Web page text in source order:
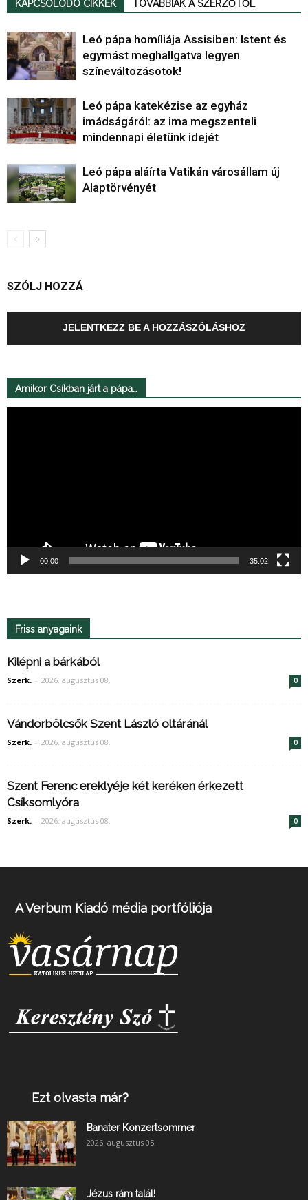
KAPCSOLÓDÓ CIKKEK TOVÁBBIAK A SZERZŐTŐL
Leó pápa homíliája Assisiben: Istent és
egymást meghallgatva legyen
színeváltozásotok!
Leó pápa katekézise az egyház
imádságáról: az ima megszenteli
mindennapi életünk idejét
Leó pápa aláírta Vatikán városállam új
Alaptörvényét
SZÓLJ HOZZÁ
JELENTKEZZ BE A HOZZÁSZÓLÁSHOZ
Amikor Csíkban járt a pápa…
00:00 35:02
Friss anyagaink
Kilépni a bárkából
Szerk. - 2026. augusztus 08. 0
Vándorbölcsők Szent László oltáránál
Szerk. - 2026. augusztus 08. 0
Szent Ferenc ereklyéje két keréken érkezett
Csíksomlyóra
Szerk. - 2026. augusztus 08. 0
A Verbum Kiadó média portfóliója
Ezt olvasta már?
Banater Konzertsommer
2026. augusztus 05.
Jézus rám talál!